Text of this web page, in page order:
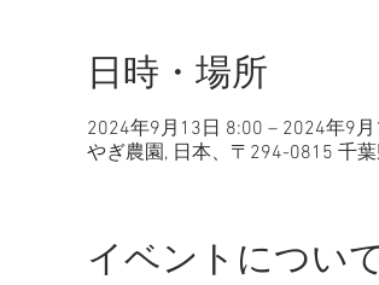
日時・場所
2024年9月13日 8:00 – 2024年9
やぎ農園, 日本、〒294-0815 千
イベントについ